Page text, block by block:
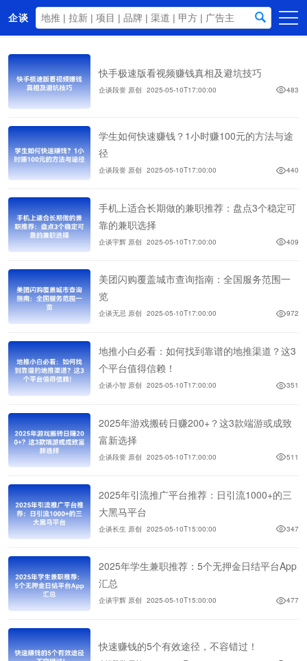
企谈
商务资源
资讯动态
关于我们
快手极速版看视频赚钱真相及避坑技巧
企谈段誉 原创 2025-05-10T17:00:00 483
学生如何快速赚钱？1小时赚100元的方法与途
径
企谈段誉 原创 2025-05-10T17:00:00 440
手机上适合长期做的兼职推荐：盘点3个稳定可
靠的兼职选择
企谈宇辉 原创 2025-05-10T17:00:00 409
美团闪购覆盖城市查询指南：全国服务范围一
览
企谈无忌 原创 2025-05-10T17:00:00 972
地推小白必看：如何找到靠谱的地推渠道？这3
个平台值得信赖！
企谈小智 原创 2025-05-10T17:00:00 351
2025年游戏搬砖日赚200+？这3款端游或成致
富新选择
企谈段誉 原创 2025-05-10T17:00:00 511
2025年引流推广平台推荐：日引流1000+的三
大黑马平台
企谈长生 原创 2025-05-10T15:00:00 347
2025年学生兼职推荐：5个无押金日结平台App
汇总
企谈宇辉 原创 2025-05-10T15:00:00 477
快速赚钱的5个有效途径，不容错过！